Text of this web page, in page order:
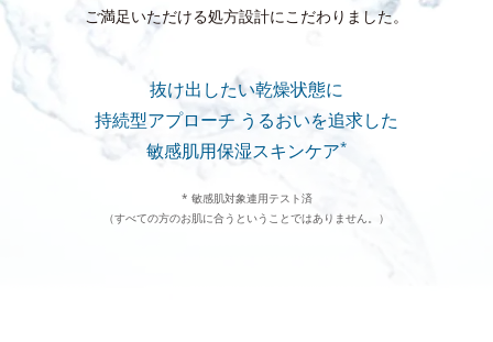
ご満足いただける処方設計にこだわりました。
抜け出したい乾燥状態に
持続型アプローチ うるおいを追求した
敏感肌用保湿スキンケア*
* 敏感肌対象連用テスト済
（すべての方のお肌に合うということではありません。）